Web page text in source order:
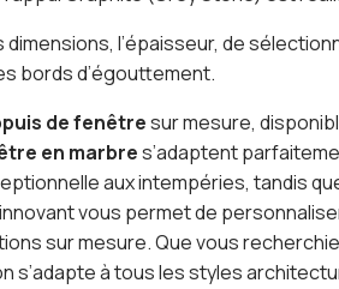
dimensions, l’épaisseur, de
bords d’égouttement.
de fenêtresur mesure,
en marbres’adaptent
aux intempéries, tandis que
vous permet de
sur mesure. Que vous
à tous les styles